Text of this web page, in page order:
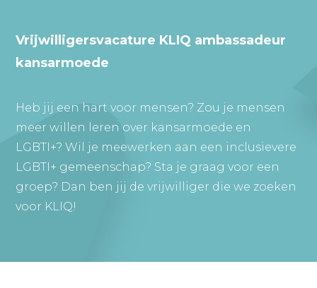
Vrijwilligersvacature KLIQ ambassadeur
kansarmoede
Heb jij een hart voor mensen? Zou je mensen
meer willen leren over kansarmoede en
LGBTI+? Wil je meewerken aan een inclusievere
LGBTI+ gemeenschap? Sta je graag voor een
groep? Dan ben jij de vrijwilliger die we zoeken
voor KLIQ!